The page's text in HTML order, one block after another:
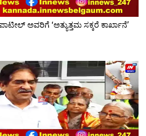
ಅವರಿಗೆ ‘ಅತ್ಯುತ್ತಮ ಸಕ್ಕರೆ ಕಾರ್ಖಾನೆ’